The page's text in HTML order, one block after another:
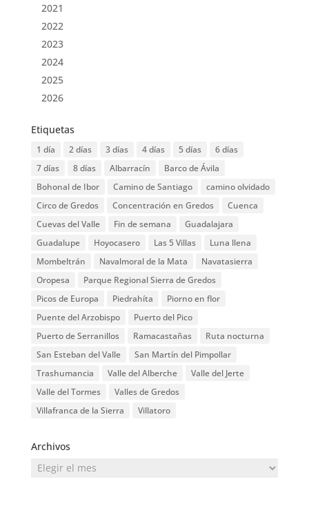
2021
2022
2023
2024
2025
2026
Etiquetas
1 día 2 días 3 días 4 días 5 días
6 días
7 días
8 días Albarracín
Barco de Ávila
Bohonal de Ibor
Camino de Santiago
camino olvidado
Circo de Gredos
Concentración en Gredos
Cuenca
Cuevas del Valle
Fin de semana
Guadalajara
Guadalupe
Hoyocasero Las 5 Villas
Luna llena
Mombeltrán
Navalmoral de la Mata
Navatasierra
Oropesa
Parque Regional Sierra de Gredos
Picos de Europa
Piedrahíta
Piorno en flor
Puente del Arzobispo
Puerto del Pico
Puerto de Serranillos
Ramacastañas
Ruta nocturna
San Esteban del Valle
San Martín del Pimpollar
Trashumancia
Valle del Alberche
Valle del Jerte
Valle del Tormes
Valles de Gredos
Villafranca de la Sierra
Villatoro
Archivos
Archivos